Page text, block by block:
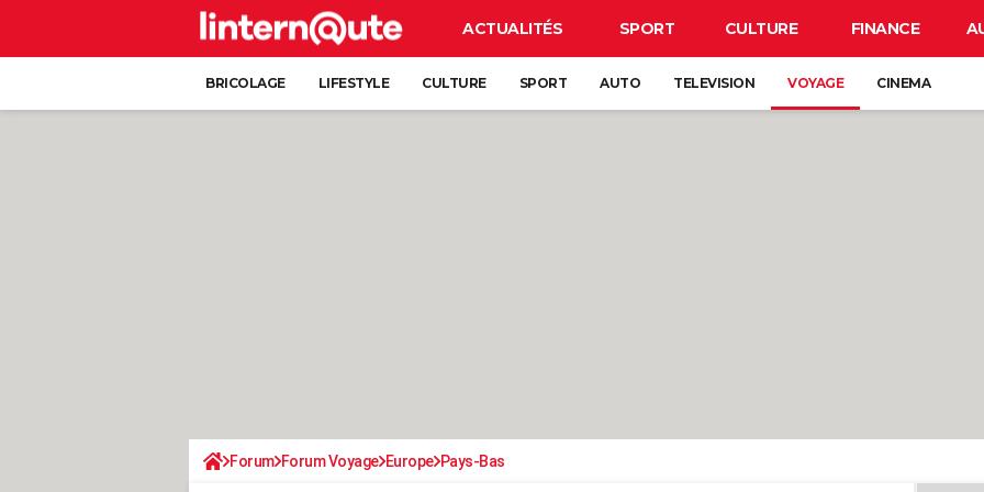
ACTUALITÉS SPORT CULTURE FINANCE
BRICOLAGE LIFESTYLE CULTURE SPORT AUTO TELEVISION VOYAGE CINEMA
Forum Forum Voyage Europe Pays-Bas